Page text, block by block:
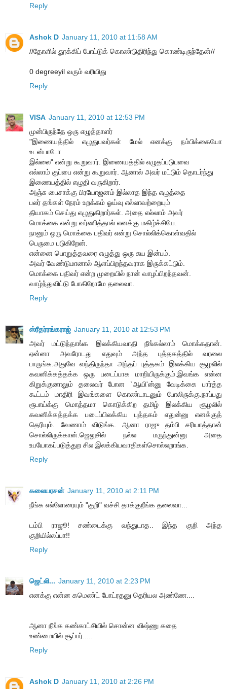
Reply
Ashok D January 11, 2010 at 11:58 AM
//தோளில் தூக்கிப் போட்டுக் கொண்டுதிரிந்து கொண்டிருந்தேன்//
0 degreeyil வரும் வரியிது
Reply
VISA January 11, 2010 at 12:53 PM
முன்பிருந்தே ஒரு எழுத்தாளர்
"இணையத்தில் எழுதுபவர்கள் மேல் எனக்கு நம்பிக்கையோ
உடன்பாடோ
இல்லை" என்று கூறுவார். இணையத்தில் எழுதப்படுபவை
எல்லாம் குப்பை என்று கூறுவார். ஆனால் அவர் மட்டும் தொடர்ந்து
இணையத்தில் எழுதி வருகிறார்.
அஞ்சு பைசாக்கு பிரயோஜனம் இல்லாத இந்த எழுத்தை
பலர் தங்கள் நேரம் உறக்கம் ஓய்வு எல்லாவற்றையும்
தியாகம் செய்து எழுதுகிறார்கள். அதை எல்லாம் அவர்
மொக்கை என்று வர்ணித்தால் எனக்கு மகிழ்ச்சியே.
நானும் ஒரு மொக்கை பதிவர் என்று சொல்லிக்கொள்வதில்
பெருமை படுகிறேன்.
என்னை பொறுத்தவரை எழுத்து ஒரு சுய இன்பம்.
அவர் வேண்டுமானால் ஆளப்பிறந்தவராக இருக்கட்டும்.
மொக்கை பதிவர் என்ற முறையில் நான் வாழப்பிறந்தவன்.
வாழ்ந்துவிட்டு போகிறோமே தலைவா.
Reply
ஸ்ரீதர்ரங்கராஜ் January 11, 2010 at 12:53 PM
அவர் மட்டுந்தாங்க இலக்கியவாதி நீங்கல்லாம் மொக்கதான்.
ஏன்னா அவரோடது எதுவும் அந்த புத்தகத்தில் வரலை
பாருங்க.அதுவே வந்திருந்தா அந்தப் புத்தகம் இலக்கிய சூழலில்
கவனிக்கத்தக்க ஒரு படைப்பாக மாறியிருக்கும்.இவங்க என்ன
கிறுக்குனாலும் தலைவர் போன `ஆயி'ன்னு வேடிக்கை பார்த்த
கூட்டம் மாதிரி இவங்களை கொண்டாடனும் போலிருக்கு.நாப்பது
ரூபாய்க்கு மொத்தமா கொடுக்கிற தமிழ் இலக்கிய சூழலில்
கவனிக்கத்தக்க படைப்பிலக்கிய புத்தகம் எதுன்னு எனக்குத்
தெரியும். வேணாம் விடுங்க. ஆனா ராஜு தம்பி சரியாத்தான்
சொல்லிருக்கான்.ஜெலுசில் நல்ல மருந்துன்னு அதை
உபயோகப்படுத்துற சில இலக்கியவாதிகள்சொல்லறாங்க.
Reply
கலையரசன் January 11, 2010 at 2:11 PM
நீங்க எல்லோரையும் "குறி" வச்சி தாக்குறீங்க தலைவா...
டம்பி ராஜூ! சண்டைக்கு வந்துடாத.. இந்த குறி அந்த
குறியில்லப்பா!!
Reply
ஜெட்லி... January 11, 2010 at 2:23 PM
எனக்கு என்ன கமெண்ட் போட்ரதனு தெரியல அண்ணே....
ஆனா நீங்க கண்காட்சியில் சொன்ன விஷ்ணு கதை
உண்மையில் சூப்பர்.....
Reply
Ashok D January 11, 2010 at 2:26 PM